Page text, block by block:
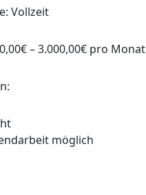
Vollzeit
– 3.000,00€ pro Monat
möglich